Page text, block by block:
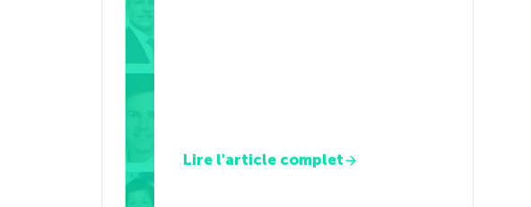
Lire l'article complet